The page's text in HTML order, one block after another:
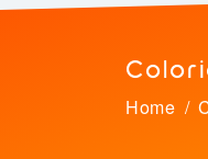
Home